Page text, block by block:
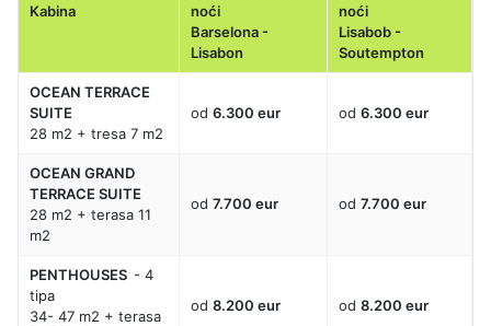
Kabina
noći
Barselona -
Lisabon
noći
Lisabob -
Soutempton
OCEAN TERRACE
SUITE
28 m2 + tresa 7 m2
od 6.300 eur od 6.300 eur
OCEAN GRAND
TERRACE SUITE
28 m2 + terasa 11
m2
od 7.700 eur od 7.700 eur
PENTHOUSES - 4
tipa
34- 47 m2 + terasa
od 8.200 eur od 8.200 eur